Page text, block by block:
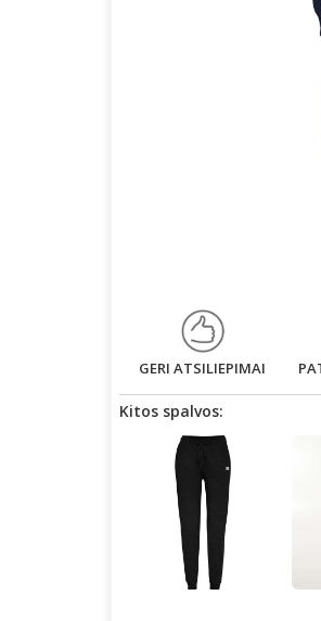
GERI ATSILIEPIMAI
Kitos spalvos: